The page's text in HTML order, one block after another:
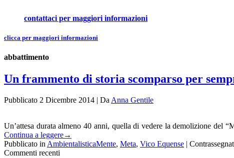
contattaci per maggiori informazioni
clicca per maggiori informazioni
abbattimento
Un frammento di storia scomparso per
Pubblicato 2 Dicembre 2014 | Da Anna Gentile
Un’attesa durata almeno 40 anni, quella di vedere la demolizione del
Continua a leggere→
Pubblicato in AmbientalisticaMente, Meta, Vico Equense |
Commenti recenti